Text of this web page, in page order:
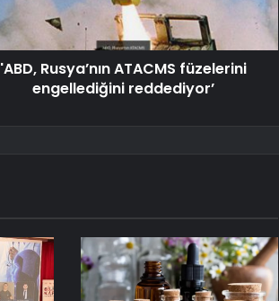
'ABD, Rusya’nın ATACMS füzelerini
engellediğini reddediyor’